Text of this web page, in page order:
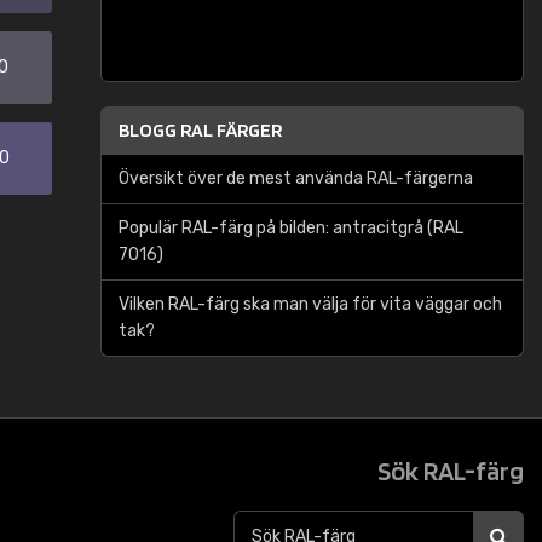
BLOGG RAL FÄRGER
Översikt över de mest använda RAL-färgerna
Populär RAL-färg på bilden: antracitgrå (RAL
7016)
Vilken RAL-färg ska man välja för vita väggar och
tak?
Sök RAL-färg